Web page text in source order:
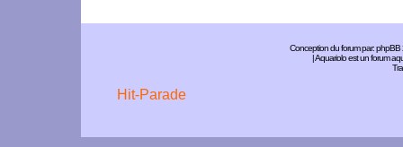
Conception du forum par:phpBB
| Aquariolo est un forum